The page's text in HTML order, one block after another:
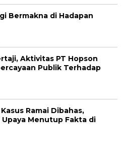
Bermakna di Hadapan
Aktivitas PT Hopson
Publik Terhadap
Ramai Dibahas,
Menutup Fakta di